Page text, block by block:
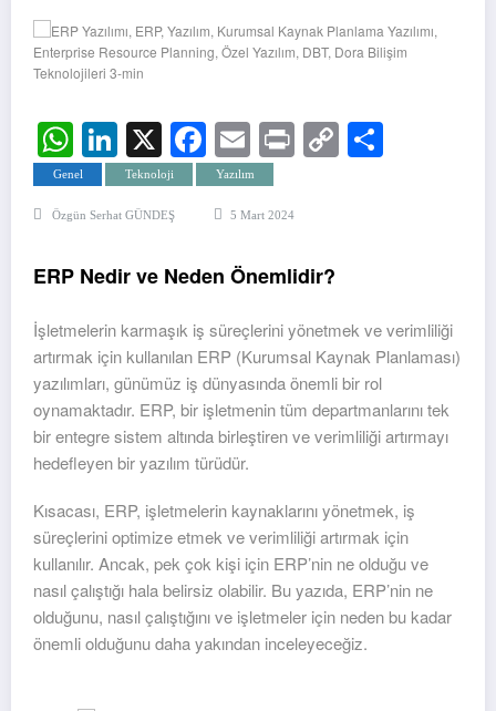
WhatsApp
LinkedIn
X Facebook
Email
PrintCopy
Genel Teknoloji Yazılım
Özgün Serhat GÜNDEŞ 5 Mart 2024
ERP Nedir ve Neden Önemlidir?
İşletmelerin karmaşık iş süreçlerini yönetmek ve verimliliği
artırmak için kullanılan ERP (Kurumsal Kaynak Planlaması)
yazılımları, günümüz iş dünyasında önemli bir rol
oynamaktadır. ERP, bir işletmenin tüm departmanlarını tek
bir entegre sistem altında birleştiren ve verimliliği artırmayı
hedefleyen bir yazılım türüdür.
Kısacası, ERP, işletmelerin kaynaklarını yönetmek, iş
süreçlerini optimize etmek ve verimliliği artırmak için
kullanılır. Ancak, pek çok kişi için ERP’nin ne olduğu ve
nasıl çalıştığı hala belirsiz olabilir. Bu yazıda, ERP’nin ne
olduğunu, nasıl çalıştığını ve işletmeler için neden bu kadar
önemli olduğunu daha yakından inceleyeceğiz.